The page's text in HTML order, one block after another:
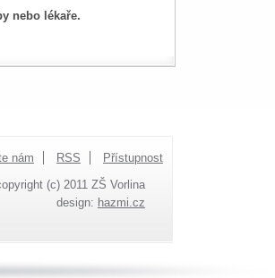
nebo lékaře.
nám RSS
Přístupnost
(c) 2011 ZŠ Vorlina
design: hazmi.cz